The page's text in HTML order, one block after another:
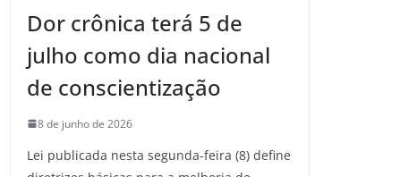
Dor crônica terá 5 de
julho como dia nacional
de conscientização
8 de junho de 2026
Lei publicada nesta segunda-feira (8) define